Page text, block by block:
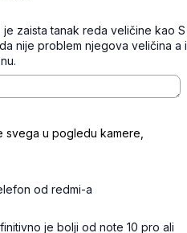
zaista tanak reda veličine kao S
nije problem njegova veličina a i
svega u pogledu kamere,
od redmi-a
je bolji od note 10 pro ali